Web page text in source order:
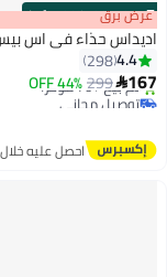
00m:00s
·
100% Left عرض برق
اديداس حذاء في اس بيس
4.4
298
167
299
44% OFF
توصيل مجاني
بتخلّص بسرعة
تم بيع +70 مؤخرًا
توصيل مجانياحصل عليه
اغسطس